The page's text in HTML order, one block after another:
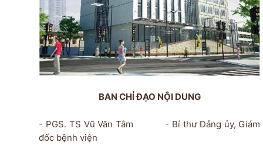
BAN CHỈ ĐẠO NỘI DUNG
- PGS. TS Vũ Văn Tâm - Bí thư Đảng ủy, Giám
đốc bệnh viện